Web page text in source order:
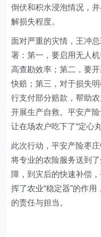
倒伏和积水浸泡情况，
解损失程度。
面对严重的灾情， 王冲总
署：第一，要启用无人
高查勘效率；第二，要
快赔；第三，对于损失
行支付部分赔款，帮助
开展生产自救。平安产
让在场农户吃下了“定心
此次行动，平安产险枣
将专业的农险服务送到
障，到灾后的快速补偿
挥了农业“稳定器”的作用
的责任与担当。